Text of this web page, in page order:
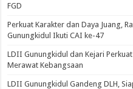
FGD
Perkuat Karakter dan Daya Juang,
Gunungkidul Ikuti CAI ke-47
LDII Gunungkidul dan Kejari
Merawat Kebangsaan
LDII Gunungkidul Gandeng DLH,